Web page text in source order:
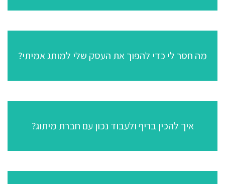
מה חסר לי כדי להפוך את העסק שלי למותג אמיתי?
איך להכין בריף ולעבוד נכון עם חברת מיתוג?